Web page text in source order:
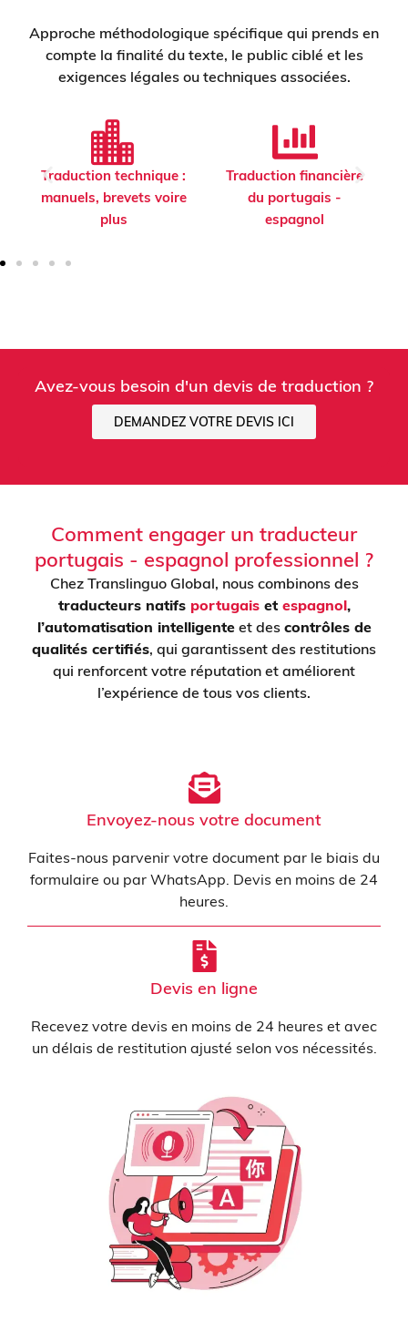
Approche méthodologique spécifique qui prends en
compte la finalité du texte, le public ciblé et les
exigences légales ou techniques associées.
Traduction technique :
manuels, brevets voire
plus
Traduction financière
du portugais -
espagnol
Avez-vous besoin d'un devis de traduction ?
DEMANDEZ VOTRE DEVIS ICI
Comment engager un traducteur
portugais - espagnol professionnel ?
Chez Translinguo Global, nous combinons des
traducteurs natifs portugaiset espagnol,
l’automatisation intelligenteet des contrôles de
qualités certifiés, qui garantissent des restitutions
qui renforcent votre réputation et améliorent
l’expérience de tous vos clients.
Envoyez-nous votre document
Faites-nous parvenir votre document par le biais du
formulaire ou par WhatsApp. Devis en moins de 24
heures.
Devis en ligne
Recevez votre devis en moins de 24 heures et avec
un délais de restitution ajusté selon vos nécessités.